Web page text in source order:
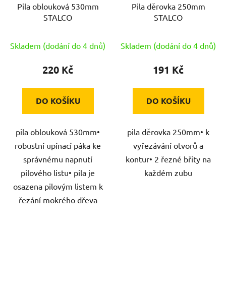
Pila oblouková 530mm
STALCO
Skladem (dodání do 4 dnů)
220 Kč
DO KOŠÍKU
pila oblouková 530mm•
robustní upínací páka ke
správnému napnutí
pilového listu• pila je
osazena pilovým listem k
řezání mokrého dřeva
Pila děrovka 250mm
STALCO
Skladem (dodání do 4 dnů)
191 Kč
DO KOŠÍKU
pila děrovka 250mm• k
vyřezávání otvorů a
kontur• 2 řezné břity na
každém zubu